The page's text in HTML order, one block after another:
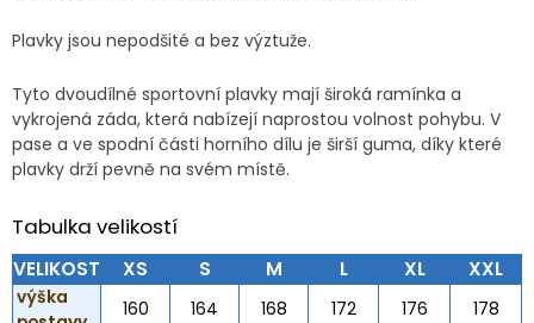
Plavky jsou nepodšité a bez výztuže.
Tyto dvoudílné sportovní plavky mají široká ramínka a
vykrojená záda, která nabízejí naprostou volnost pohybu. V
pase a ve spodní části horního dílu je širší guma, díky které
plavky drží pevně na svém místě.
Tabulka velikostí
VELIKOST XS S M L XL XXL
výška
160 164 168 172 176
178